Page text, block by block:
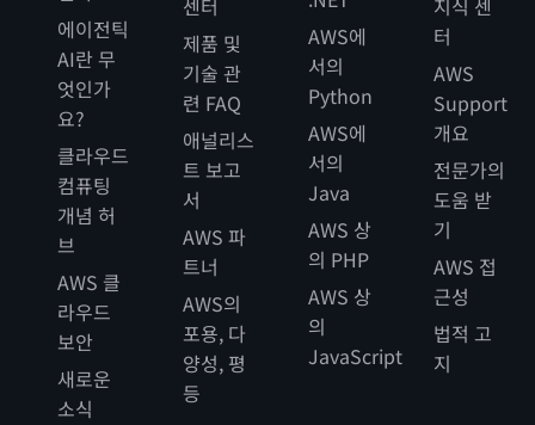
에이전틱
AI란 무
엇인가
요?
클라우드
컴퓨팅
개념 허
브
AWS 클
라우드
보안
새로운
소식
센터
제품 및
기술 관
련 FAQ
애널리스
트 보고
서
AWS 파
트너
AWS의
포용, 다
양성, 평
등
AWS에
서의
Python
AWS에
서의
Java
AWS 상
의 PHP
AWS 상
의
JavaScript
지식 센
터
AWS
Support
개요
전문가의
도움 받
기
AWS 접
근성
법적 고
지